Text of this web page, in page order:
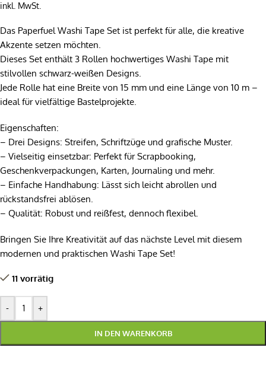
inkl. MwSt.
Das Paperfuel Washi Tape Set ist perfekt für alle, die kreative
Akzente setzen möchten.
Dieses Set enthält 3 Rollen hochwertiges Washi Tape mit
stilvollen schwarz-weißen Designs.
Jede Rolle hat eine Breite von 15 mm und eine Länge von 10 m –
ideal für vielfältige Bastelprojekte.
Eigenschaften:
– Drei Designs: Streifen, Schriftzüge und grafische Muster.
– Vielseitig einsetzbar: Perfekt für Scrapbooking,
Geschenkverpackungen, Karten, Journaling und mehr.
– Einfache Handhabung: Lässt sich leicht abrollen und
rückstandsfrei ablösen.
– Qualität: Robust und reißfest, dennoch flexibel.
Bringen Sie Ihre Kreativität auf das nächste Level mit diesem
modernen und praktischen Washi Tape Set!
11 vorrätig
- +
IN DEN WARENKORB